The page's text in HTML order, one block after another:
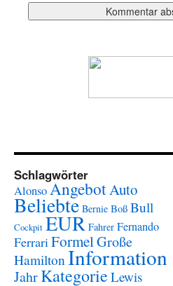
Schlagwörter
AlonsoAngebotAuto
Beliebte Bernie Boß Bull
Cockpit EUR Fahrer Fernando
FerrariFormelGroße
HamiltonInformation
JahrKategorie Lewis